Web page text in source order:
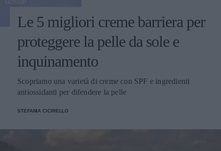
Le 5 migliori creme barriera per
proteggere la pelle da sole e
inquinamento
Scopriamo una varietà di creme con SPF e ingredienti
antiossidanti per difendere la pelle
STEFANIA CICIRELLO